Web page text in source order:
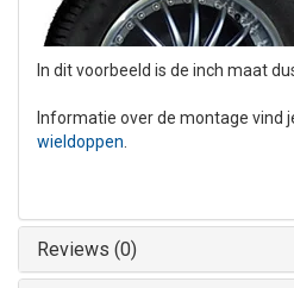
In dit voorbeeld is de inch maat
Informatie over de montage vind
wieldoppen.
Reviews (0)